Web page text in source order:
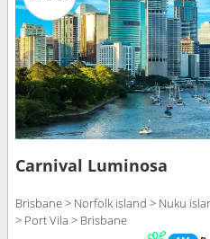
Carnival Luminosa
Brisbane > Norfolk island > Nuku
> Port Vila > Brisbane